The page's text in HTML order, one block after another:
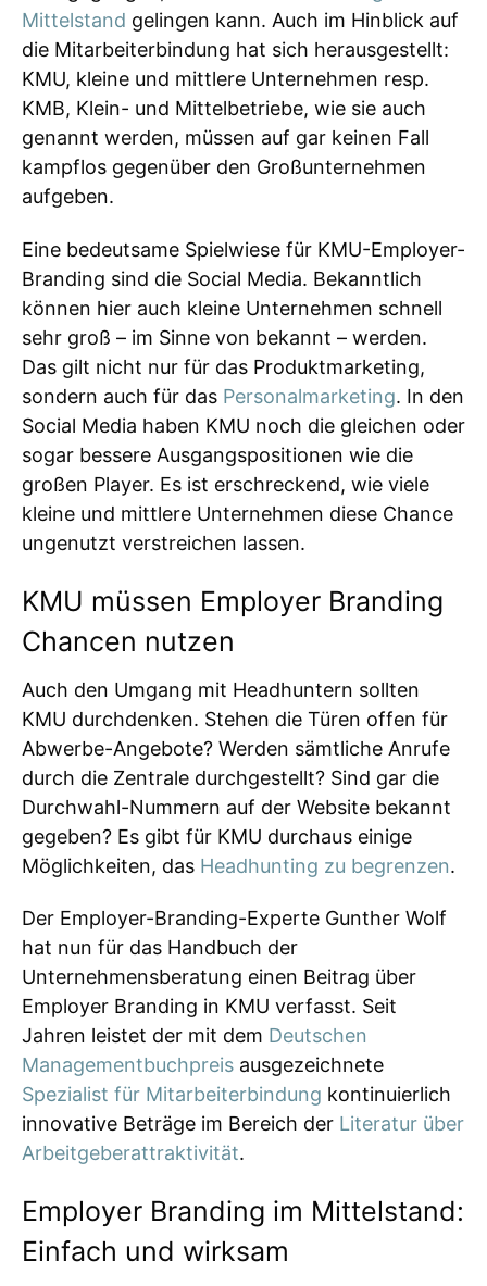
Mittelstand gelingen kann. Auch im Hinblick auf
die Mitarbeiterbindung hat sich herausgestellt:
KMU, kleine und mittlere Unternehmen resp.
KMB, Klein- und Mittelbetriebe, wie sie auch
genannt werden, müssen auf gar keinen Fall
kampflos gegenüber den Großunternehmen
aufgeben.
Eine bedeutsame Spielwiese für KMU-Employer-
Branding sind die Social Media. Bekanntlich
können hier auch kleine Unternehmen schnell
sehr groß – im Sinne von bekannt – werden.
Das gilt nicht nur für das Produktmarketing,
sondern auch für das Personalmarketing. In den
Social Media haben KMU noch die gleichen oder
sogar bessere Ausgangspositionen wie die
großen Player. Es ist erschreckend, wie viele
kleine und mittlere Unternehmen diese Chance
ungenutzt verstreichen lassen.
KMU müssen Employer Branding
Chancen nutzen
Auch den Umgang mit Headhuntern sollten
KMU durchdenken. Stehen die Türen offen für
Abwerbe-Angebote? Werden sämtliche Anrufe
durch die Zentrale durchgestellt? Sind gar die
Durchwahl-Nummern auf der Website bekannt
gegeben? Es gibt für KMU durchaus einige
Möglichkeiten, das Headhunting zu begrenzen.
Der Employer-Branding-Experte Gunther Wolf
hat nun für das Handbuch der
Unternehmensberatung einen Beitrag über
Employer Branding in KMU verfasst. Seit
Jahren leistet der mit dem Deutschen
Managementbuchpreis ausgezeichnete
Spezialist für Mitarbeiterbindung kontinuierlich
innovative Beträge im Bereich der Literatur über
Arbeitgeberattraktivität.
Employer Branding im Mittelstand:
Einfach und wirksam